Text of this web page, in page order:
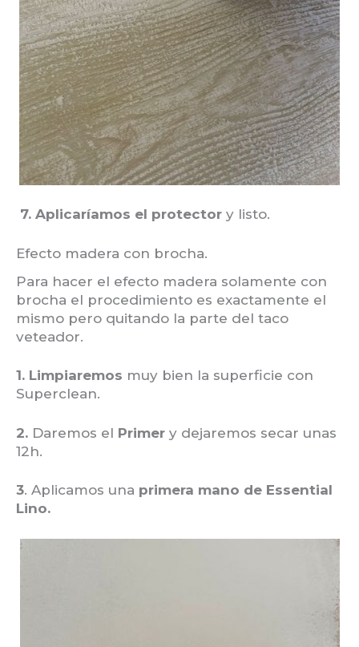
7. Aplicaríamos el protector y listo.
Efecto madera con brocha.
Para hacer el efecto madera solamente con
brocha el procedimiento es exactamente el
mismo pero quitando la parte del taco
veteador.
1. Limpiaremos muy bien la superficie con
Superclean.
2. Daremos el Primer y dejaremos secar unas
12h.
3. Aplicamos una primera mano de Essential
Lino.